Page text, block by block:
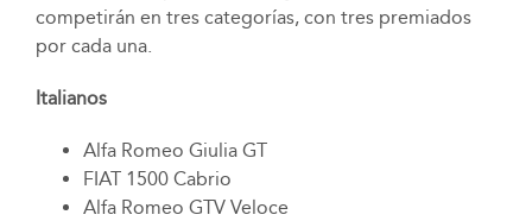
competirán en tres categorías, con tres premiados
por cada una.
Italianos
Alfa Romeo Giulia GT
FIAT 1500 Cabrio
Alfa Romeo GTV Veloce